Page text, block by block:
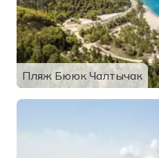
Пляж Бююк Чалтычак